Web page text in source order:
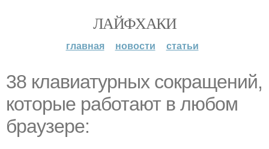
ЛАЙФХАКИ
главная новости статьи
38 клавиатурных сокращений,
которые работают в любом
браузере: